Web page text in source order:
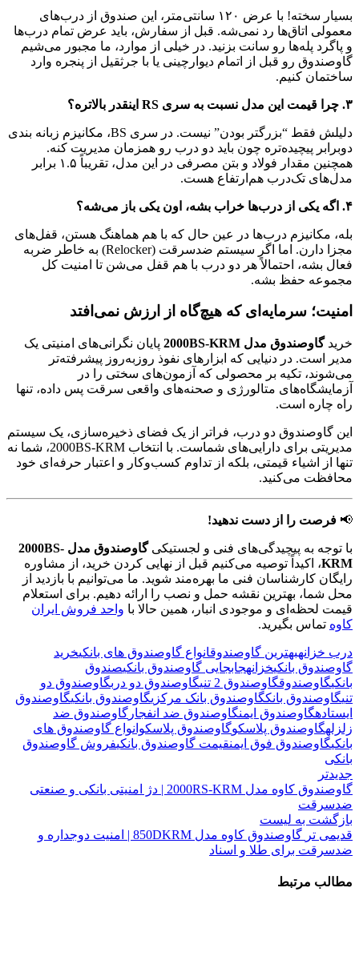
بسیار سخته! با عرض ۱۲۰ سانتی‌متر، این صندوق از درب‌های
معمولی اتاق‌ها رد نمی‌شه. قبل از سفارش، باید عرض تمام درب‌ها
و پاگرد پله‌ها رو سانت بزنید. در خیلی از موارد، ما مجبور می‌شیم
گاوصندوق رو قبل از اتمام دیوارچینی یا با جرثقیل از پنجره وارد
ساختمان کنیم.
۳. چرا قیمت این مدل نسبت به سری RS اینقدر بالاتره؟
دلیلش فقط “بزرگتر بودن” نیست. در سری BS، مکانیزم زبانه بندی
دوبرابر پیچیده‌تره چون باید دو درب رو همزمان مدیریت کنه.
همچنین مقدار فولاد و بتن مصرفی در این مدل، تقریباً ۱.۵ برابر
مدل‌های تک‌درب هم‌ارتفاع هست.
۴. اگه یکی از درب‌ها خراب بشه، اون یکی باز می‌شه؟
بله، مکانیزم درب‌ها در عین حال که با هم هماهنگ هستن، قفل‌های
مجزا دارن. اما اگر سیستم ضدسرقت (Relocker) به خاطر ضربه
فعال بشه، احتمالاً هر دو درب با هم قفل می‌شن تا امنیت کل
مجموعه حفظ بشه.
امنیت؛ سرمایه‌ای که هیچ‌گاه از ارزش نمی‌افتد
خریدگاوصندوق مدل 2000BS-KRM
پایان نگرانی‌های امنیتی یک
مدیر است. در دنیایی که ابزارهای نفوذ روز‌به‌روز پیشرفته‌تر
می‌شوند، تکیه بر محصولی که آزمون‌های سختی را در
آزمایشگاه‌های متالورژی و صحنه‌های واقعی سرقت پس داده، تنها
راه چاره است.
این گاوصندوق دو درب، فراتر از یک فضای ذخیره‌سازی، یک سیستم
مدیریتی برای دارایی‌های شماست. با انتخاب 2000BS-KRM، شما نه
تنها از اشیاء قیمتی، بلکه از تداوم کسب‌وکار و اعتبار حرفه‌ای خود
محافظت می‌کنید.
📢 فرصت را از دست ندهید!
با توجه به پیچیدگی‌های فنی و لجستیکی
گاوصندوق مدل 2000BS-
KRM، اکیداً توصیه می‌کنیم قبل از نهایی کردن خرید، از مشاوره
رایگان کارشناسان فنی ما بهره‌مند شوید. ما می‌توانیم با بازدید از
محل شما، بهترین نقشه حمل و نصب را ارائه دهیم. برای استعلام
قیمت لحظه‌ای و موجودی انبار، همین حالا با واحد فروش ایران
کاوه تماس بگیرید.
درب خزانهبهترین گاوصندوقانواع گاوصندوق های بانکیخرید
گاوصندوق بانکیخزانهجابجایی گاوصندوق بانکیصندوق
بانکیگاوصندوقگاوصندوق 2 تنی گاوصندوق دو دربگاوصندوق دو
تنیگاوصندوق بانکگاوصندوق بانک مرکزیگاوصندوق بانکیگاوصندوق
ایستادهگاوصندوق ایمنگاوصندوق ضد انفجار گاوصندوق ضد
زلزلهگاوصندوق پلاسکوگاوصندوق پلاسکوانواع گاوصندوق های
بانکیگاوصندوق فوق ایمنقیمت گاوصندوق بانکیفروش گاوصندوق
بانکی
جدیدتر
گاوصندوق کاوه مدل 2000RS-KRM | دژ امنیتی بانکی و صنعتی
ضدسرقت
بازگشت به لیست
قدیمی تر
گاوصندوق کاوه مدل 850DKRM | امنیت دوجداره و
ضدسرقت برای طلا و اسناد
مطالب مرتبط